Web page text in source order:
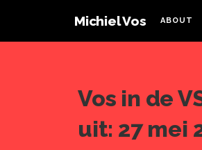
Michiel Vos ABOUT
Vos in de
uit: 27 mei